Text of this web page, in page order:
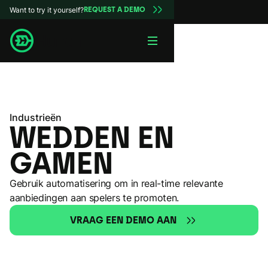
Want to try it yourself?REQUEST A DEMO
Industrieën
WEDDEN EN
GAMEN
Gebruik automatisering om in real-time relevante
aanbiedingen aan spelers te promoten.
VRAAG EEN DEMO AAN